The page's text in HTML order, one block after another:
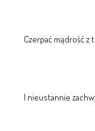
Czerpać mądrość z
I nieustannie